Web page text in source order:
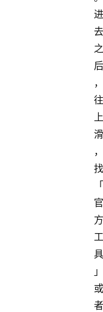
进
去
之
后
，
往
上
滑
，
找
「
官
方
工
具
」
或
者